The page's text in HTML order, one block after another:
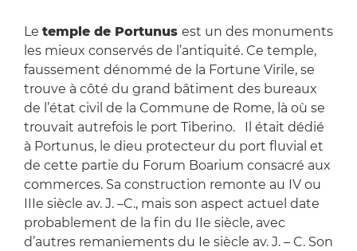
Le temple de Portunus est un des monuments
les mieux conservés de l’antiquité. Ce temple,
faussement dénommé de la Fortune Virile, se
trouve à côté du grand bâtiment des bureaux
de l’état civil de la Commune de Rome, là où se
trouvait autrefois le port Tiberino. Il était dédié
à Portunus, le dieu protecteur du port fluvial et
de cette partie du Forum Boarium consacré aux
commerces. Sa construction remonte au IV ou
IIIe siècle av. J. –C., mais son aspect actuel date
probablement de la fin du IIe siècle, avec
d’autres remaniements du Ie siècle av. J. – C. Son